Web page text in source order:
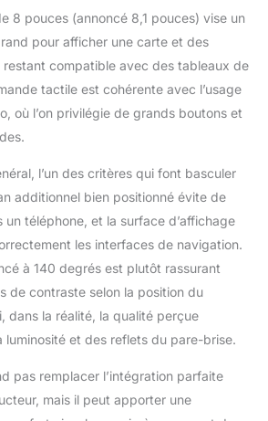
HD étanche et grand
angle (140°), cet écran
CarPlay Android Auto
vous procure une
vision claire et en
temps réel de l'arrière
de votre
CarPlay bascule
instantanément sur le
flux vidéo. Les lignes
de trajectoire précises
les distances et à vous
garer comme un
professionnel.
Information Clé：: La
(accessoire optionnel)
permet une vision en
direct mais n'enregistre
8 pouces (annoncé 8,1 pouces) vise un
pour afficher une carte et des
compatible avec des tableaux de
tactile est cohérente avec l’usage
où l’on privilégie de grands boutons et
l’un des critères qui font basculer
additionnel bien positionné évite de
un téléphone, et la surface d’affichage
les interfaces de navigation.
à 140 degrés est plutôt rassurant
de contraste selon la position du
dans la réalité, la qualité perçue
luminosité et des reflets du pare-brise.
pas remplacer l’intégration parfaite
mais il peut apporter une